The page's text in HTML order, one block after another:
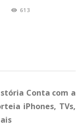
613
Conta com a
iPhones, TVs,